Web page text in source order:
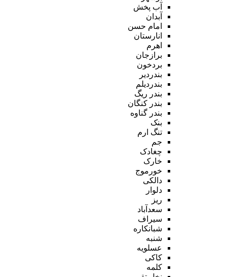
آب پخش
آبدان
امام حسن
انارستان
اهرم
برازجان
بردخون
بندردیر
بندردیلم
بندر ریگ
بندر کنگان
بندر گناوه
بنک
تنگ ارم
جم
چغادک
خارک
خورموج
دالکی
دلوار
ریز
سعدآباد
سیراف
شبانکاره
شنبه
عسلویه
کاکی
کلمه